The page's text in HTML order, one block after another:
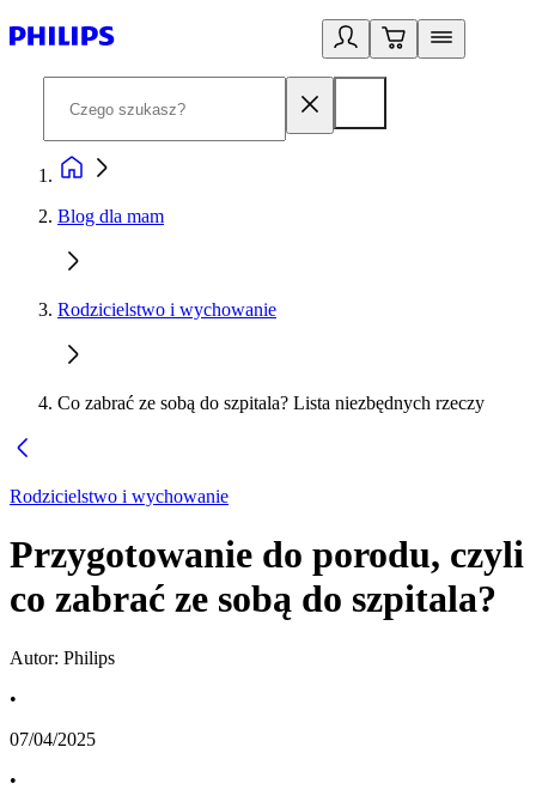
Blog dla mam
Rodzicielstwo i wychowanie
Co zabrać ze sobą do szpitala? Lista niezbędnych rzeczy
Rodzicielstwo i wychowanie
Przygotowanie do porodu, czyli
co zabrać ze sobą do szpitala?
Autor: Philips
•
07/04/2025
•